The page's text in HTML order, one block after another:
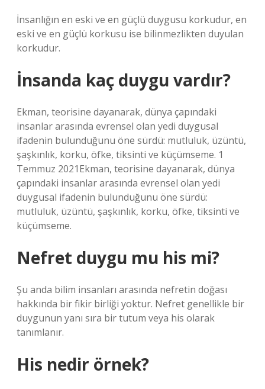
İnsanlığın en eski ve en güçlü duygusu korkudur, en
eski ve en güçlü korkusu ise bilinmezlikten duyulan
korkudur.
İnsanda kaç duygu vardır?
Ekman, teorisine dayanarak, dünya çapındaki
insanlar arasında evrensel olan yedi duygusal
ifadenin bulunduğunu öne sürdü: mutluluk, üzüntü,
şaşkınlık, korku, öfke, tiksinti ve küçümseme. 1
Temmuz 2021Ekman, teorisine dayanarak, dünya
çapındaki insanlar arasında evrensel olan yedi
duygusal ifadenin bulunduğunu öne sürdü:
mutluluk, üzüntü, şaşkınlık, korku, öfke, tiksinti ve
küçümseme.
Nefret duygu mu his mi?
Şu anda bilim insanları arasında nefretin doğası
hakkında bir fikir birliği yoktur. Nefret genellikle bir
duygunun yanı sıra bir tutum veya his olarak
tanımlanır.
His nedir örnek?